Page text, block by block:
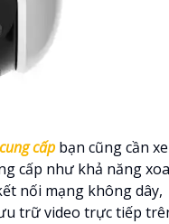
cấp bạn cũng cần
cấp như khả năng
nối mạng không dây,
trữ video trực tiếp